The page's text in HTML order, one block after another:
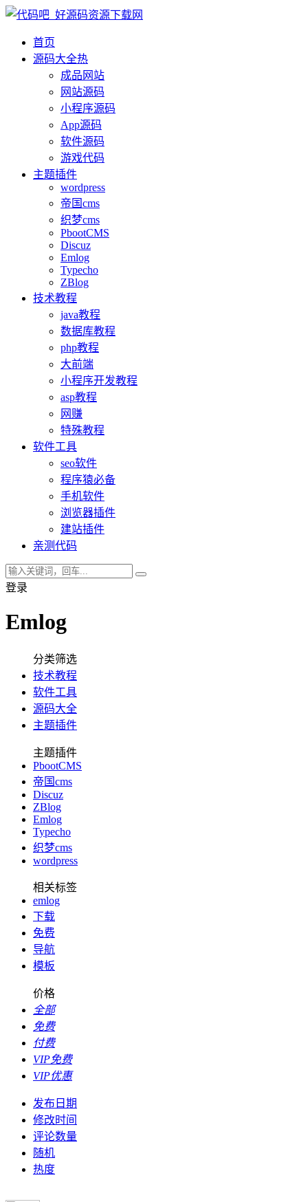
首页
源码大全热
成品网站
网站源码
小程序源码
App源码
软件源码
游戏代码
主题插件
wordpress
帝国cms
织梦cms
PbootCMS
Discuz
Emlog
Typecho
ZBlog
技术教程
java教程
数据库教程
php教程
大前端
小程序开发教程
asp教程
网赚
特殊教程
软件工具
seo软件
程序猿必备
手机软件
浏览器插件
建站插件
亲测代码
登录
Emlog
分类筛选
技术教程
软件工具
源码大全
主题插件
主题插件
PbootCMS
帝国cms
Discuz
ZBlog
Emlog
Typecho
织梦cms
wordpress
相关标签
emlog
下载
免费
导航
模板
价格
全部
免费
付费
VIP免费
VIP优惠
发布日期
修改时间
评论数量
随机
热度